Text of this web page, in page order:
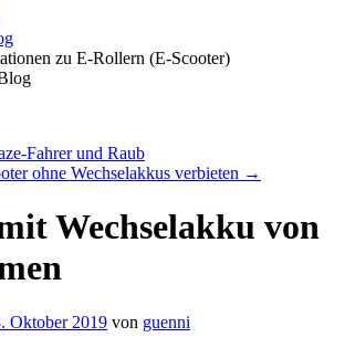
zu E-Rollern (E-Scooter)
Fahrer und Raub
ohne Wechselakkus verbieten →
Wechselakku von
Oktober 2019 von guenni